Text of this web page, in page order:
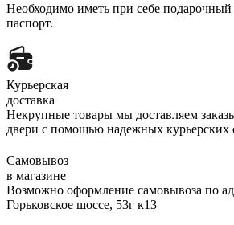
Необходимо иметь при себе подарочный
паспорт.
Курьерская
доставка
Некрупные товары мы доставляем
двери с помощью надежных курьерских
Самовывоз
в магазине
Возможно оформление самовывоза по
Горьковское шоссе, 53г к13